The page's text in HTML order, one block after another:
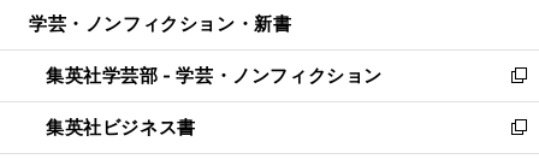
開
く
ウ
で
開
く
ン
ド
ウ
で
開
ウ
ィ
ン
ド
ウ
学芸・ノンフィクション・新書
集英社学芸部 - 学芸・ノンフィクション
新
し
い
集英社ビジネス書
新